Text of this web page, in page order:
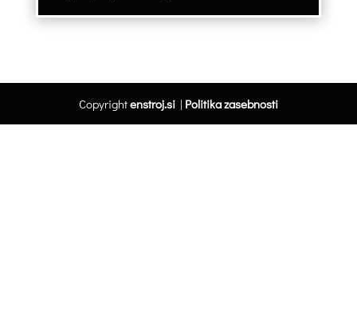
Copyrightenstroj.si| Politika zasebnosti